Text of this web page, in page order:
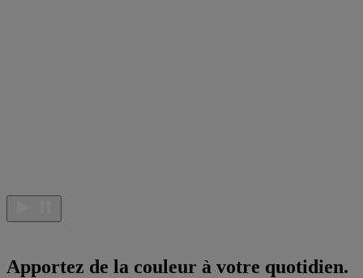
Apportez de la couleur à votre quotidien.